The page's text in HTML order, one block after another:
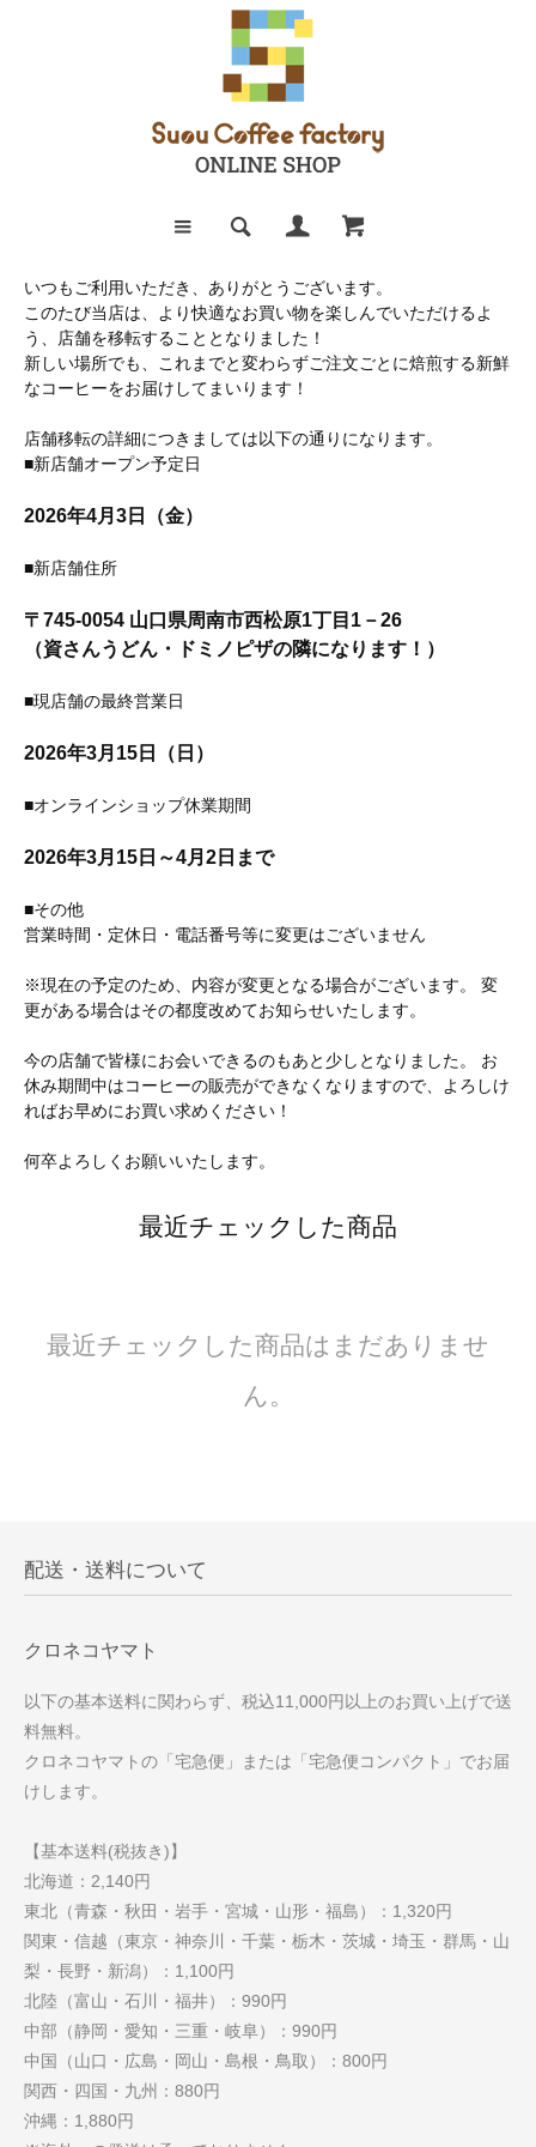
いつもご利用いただき、ありがとうございます。
このたび当店は、より快適なお買い物を楽しんでいただけるよ
う、店舗を移転することとなりました！
新しい場所でも、これまでと変わらずご注文ごとに焙煎する新鮮
なコーヒーをお届けしてまいります！
店舗移転の詳細につきましては以下の通りになります。
■新店舗オープン予定日
2026年4月3日（金）
■新店舗住所
〒745-0054 山口県周南市西松原1丁目1－26
（資さんうどん・ドミノピザの隣になります！）
■現店舗の最終営業日
2026年3月15日（日）
■オンラインショップ休業期間
2026年3月15日～4月2日まで
■その他
営業時間・定休日・電話番号等に変更はございません
※現在の予定のため、内容が変更となる場合がございます。 変
更がある場合はその都度改めてお知らせいたします。
今の店舗で皆様にお会いできるのもあと少しとなりました。 お
休み期間中はコーヒーの販売ができなくなりますので、よろしけ
ればお早めにお買い求めください！
何卒よろしくお願いいたします。
最近チェックした商品
最近チェックした商品はまだありませ
ん。
配送・送料について
クロネコヤマト
以下の基本送料に関わらず、税込11,000円以上のお買い上げで送
料無料。
クロネコヤマトの「宅急便」または「宅急便コンパクト」でお届
けします。
【基本送料(税抜き)】
北海道：2,140円
東北（青森・秋田・岩手・宮城・山形・福島）：1,320円
関東・信越（東京・神奈川・千葉・栃木・茨城・埼玉・群馬・山
梨・長野・新潟）：1,100円
北陸（富山・石川・福井）：990円
中部（静岡・愛知・三重・岐阜）：990円
中国（山口・広島・岡山・島根・鳥取）：800円
関西・四国・九州：880円
沖縄：1,880円